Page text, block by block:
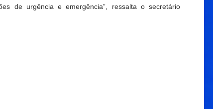
de urgência e emergência”, ressalta o secretário